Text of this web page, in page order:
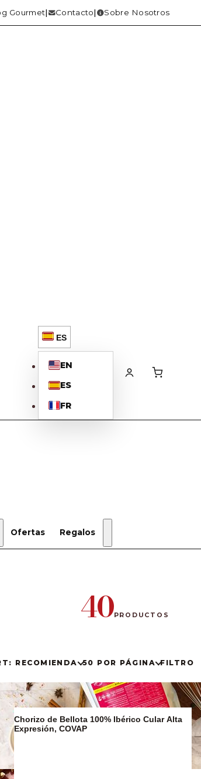
Gourmet Contacto Sobre Nosotros
ES
EN
ES
FR
Ofertas Regalos
Estuches
de regalo
40PRODUCTOS
RECOMIENDA 50 POR PÁGINA FILTRO
Chorizo de Bellota 100% Ibérico Cular Alta
Expresión, COVAP